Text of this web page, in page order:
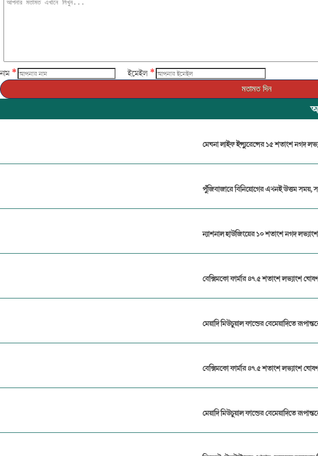
নাম * ইমেইল *
মেঘনা লাইফ ইন্স্যুরেন্সের ১৫ শতাংশ নগদ
পুঁজিবাজারে বিনিয়োগের এখনই উত্তম সময়,
ন্যাশনাল হাউজিংয়ের ১০ শতাংশ নগদ
বেক্সিমকো ফার্মার ৪৭.৫ শতাংশ লভ্যাংশ
মেয়াদি মিউচুয়াল ফান্ডের বেমেয়াদিতে
বেক্সিমকো ফার্মার ৪৭.৫ শতাংশ লভ্যাংশ
মেয়াদি মিউচুয়াল ফান্ডের বেমেয়াদিতে